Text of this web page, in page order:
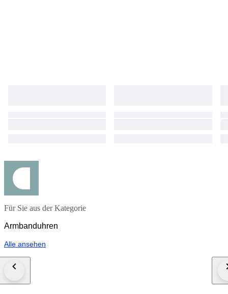
Für Sie aus der Kategorie
Armbanduhren
Alle ansehen